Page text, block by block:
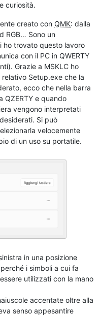
curiosità.
creato con QMK: dalla
RGB… Sono un
ho trovato questo lavoro
con il PC in QWERTY
Grazie a MSKLC ho
Setup.exe che la
ecco che nella barra
QZERTY e quando
vengono interpretati
Si può
velocemente
di un uso su portatile.
in una posizione
i simboli a cui fa
utilizzati con la mano
accentate oltre alla
senso appesantire